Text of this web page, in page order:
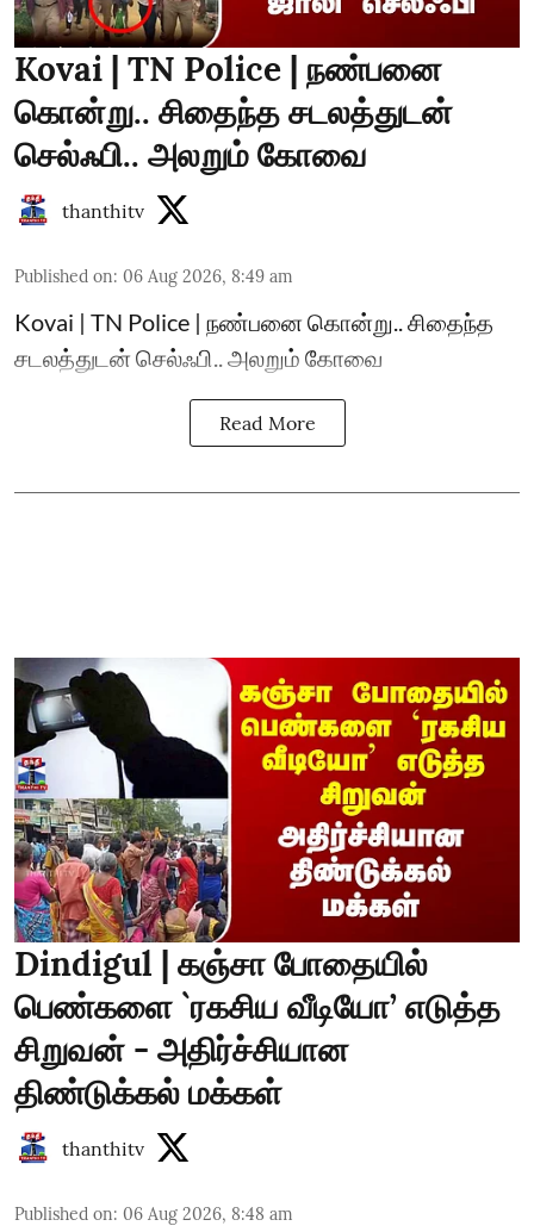
Kovai | TN Police | நண்பனை
கொன்று.. சிதைந்த சடலத்துடன்
செல்ஃபி.. அலறும் கோவை
thanthitv
Published on: 06 Aug 2026, 8:49 am
Kovai | TN Police | நண்பனை கொன்று.. சிதைந்த
சடலத்துடன் செல்ஃபி.. அலறும் கோவை
Read More
Dindigul | கஞ்சா போதையில்
பெண்களை `ரகசிய வீடியோ’ எடுத்த
சிறுவன் - அதிர்ச்சியான
திண்டுக்கல் மக்கள்
thanthitv
Published on: 06 Aug 2026, 8:48 am